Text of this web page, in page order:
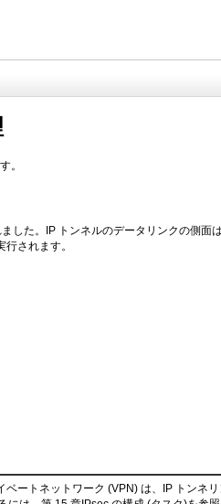
。
した。IP トンネルのデータリンクの側面は
行されます。
ートネットワーク (VPN) は、IP トンネ